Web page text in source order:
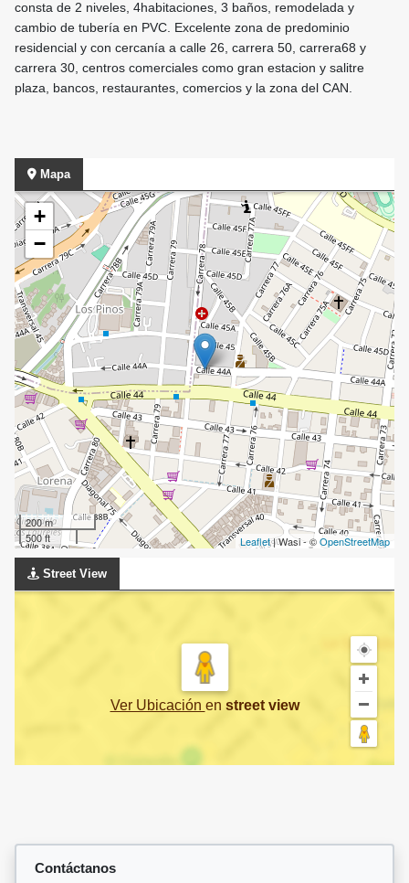
consta de 2 niveles, 4habitaciones, 3 baños, remodelada y
cambio de tubería en PVC. Excelente zona de predominio
residencial y con cercanía a calle 26, carrera 50, carrera68 y
carrera 30, centros comerciales como gran estacion y salitre
plaza, bancos, restaurantes, comercios y la zona del CAN.
Mapa
+
−
200 m
500 ft
Leaflet| Wasi - ©OpenStreetMap
Street View
Ver Ubicación en street view
Contáctanos